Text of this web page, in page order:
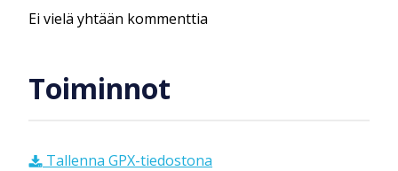
Ei vielä yhtään kommenttia
Toiminnot
Tallenna GPX-tiedostona